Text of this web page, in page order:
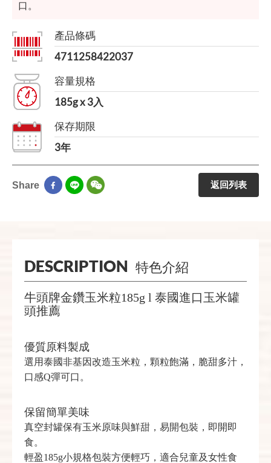
口。
產品條碼
4711258422037
容量規格
185g x 3入
保存期限
3年
Share 返回列表
DESCRIPTION 特色介紹
牛頭牌金鑽玉米粒185g l 泰國進口玉米罐
頭推薦
優質原料製成
選用泰國非基因改造玉米粒，顆粒飽滿，脆甜多汁，
口感Q彈可口。
保留簡單美味
真空封罐保有玉米原味與鮮甜，易開包裝，即開即
食。
輕盈185g小規格包裝方便輕巧，適合兒童及女性食